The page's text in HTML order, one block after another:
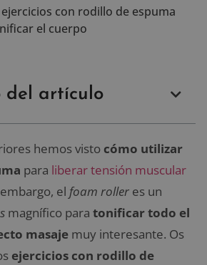
ejercicios con rodillo de espuma
el cuerpo
del artículo
hemos visto cómo utilizar
para liberar tensión muscular
el foam roller es un
magnífico para tonificar todo el
masaje muy interesante. Os
ejercicios con rodillo de